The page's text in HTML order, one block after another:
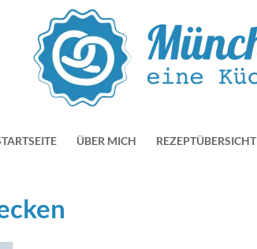
ÜBER MICH REZEPTÜBERSICHT